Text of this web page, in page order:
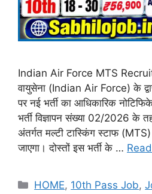
Indian Air Force MTS
वायुसेना (Indian Air Force) के
पर नई भर्ती का आधिकारिक
भर्ती विज्ञापन संख्या 02/2026 के
अंतर्गत मल्टी टास्किंग स्टाफ
जाएगा। दोस्तों इस भर्ती के …
Categories
HOME, 10th Pass Job,